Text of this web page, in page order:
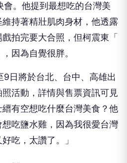
。 他提到最想吃的台灣美
持著精壯肌肉身材，他透露
拍完要大合照，但柯震東「
因為自覺很胖。
9日將於台北、台中、 高雄出
活動， 詳情與售票資訊可見
縉有空想吃什麼台灣美食？他
想吃鹽水雞，因為我很愛台灣
吃， 太讚了。」